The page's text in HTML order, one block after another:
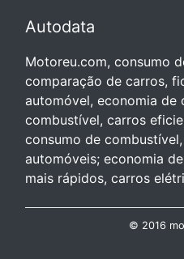
Autodata
Motoreu.com, consumo
comparação de carros,
automóvel, economia de
combustível, carros
consumo de
automóveis; economia
mais rápidos, carros
© 2016